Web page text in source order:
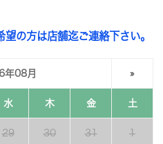
の方は店舗迄ご連絡下さい。
年08月 »
水 木 金 土
29 30 31 1